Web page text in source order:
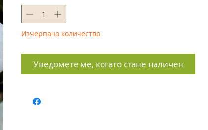
Изчерпано количество
Уведомете ме, когато стане наличен